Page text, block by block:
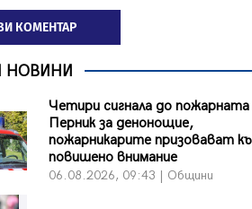
КОМЕНТАР
НОВИНИ
Четири сигнала до
Перник за денонощие,
пожарникарите призовават
повишено внимание
06.08.2026, 09:43 | Общини